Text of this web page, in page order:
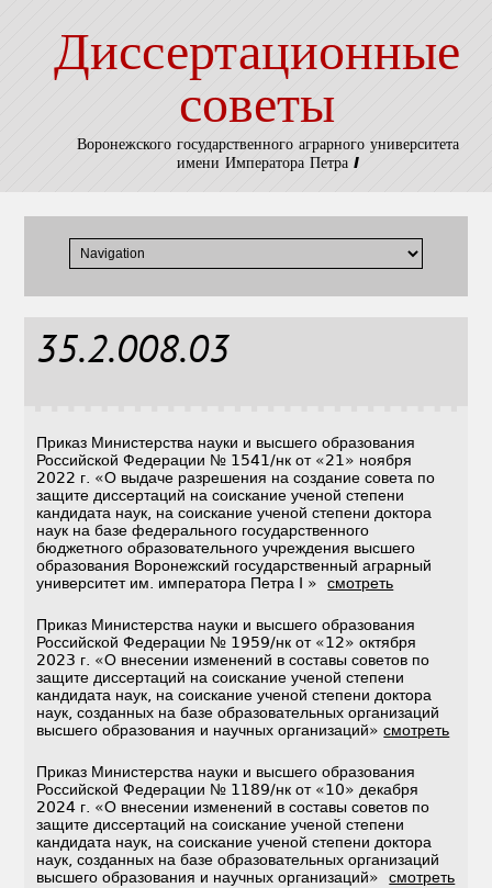
Диссертационные
советы
Воронежского государственного аграрного университета
имени Императора Петра I
35.2.008.03
Приказ Министерства науки и высшего образования
Российской Федерации № 1541/нк от «21» ноября
2022 г. «О выдаче разрешения на создание совета по
защите диссертаций на соискание ученой степени
кандидата наук, на соискание ученой степени доктора
наук на базе федерального государственного
бюджетного образовательного учреждения высшего
образования Воронежский государственный аграрный
университет им. императора Петра I »смотреть
Приказ Министерства науки и высшего образования
Российской Федерации № 1959/нк от «12» октября
2023 г. «О внесении изменений в составы советов по
защите диссертаций на соискание ученой степени
кандидата наук, на соискание ученой степени доктора
наук, созданных на базе образовательных организаций
высшего образования и научных организаций»смотреть
Приказ Министерства науки и высшего образования
Российской Федерации № 1189/нк от «10» декабря
2024 г. «О внесении изменений в составы советов по
защите диссертаций на соискание ученой степени
кандидата наук, на соискание ученой степени доктора
наук, созданных на базе образовательных организаций
высшего образования и научных организаций»смотреть